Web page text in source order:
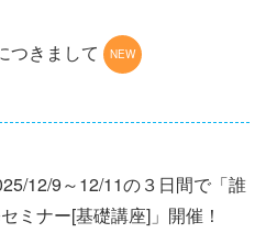
つきまして
12/9～12/11の３日間で「誰
ミナー[基礎講座]」開催！